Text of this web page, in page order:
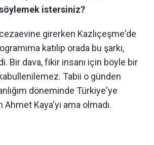
istersiniz?
girerken Kazlıçeşme'de
katılıp orada bu şarkı,
Bir dava, fikir insanı için böyle bir
Tabii o günden
döneminde Türkiye'ye
Kaya'yı ama olmadı.